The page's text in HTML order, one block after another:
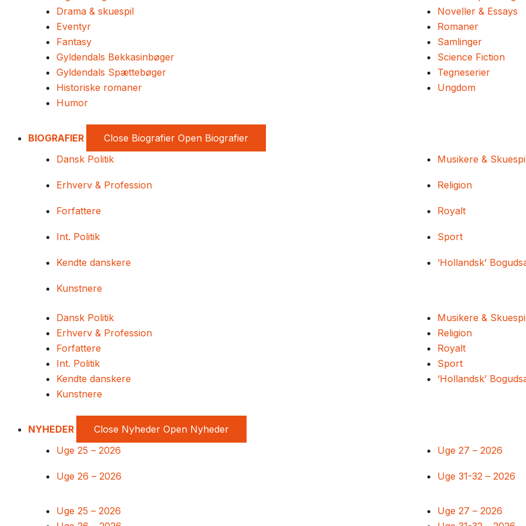
Drama & skuespil
Eventyr
Fantasy
Gyldendals Bekkasinbøger
Gyldendals Spættebøger
Historiske romaner
Humor
Noveller & Essays
Romaner
Samlinger
Science Fiction
Tegneserier
Ungdom
BIOGRAFIER Close Biografier Open Biografier
Dansk Politik
Erhverv & Profession
Forfattere
Int. Politik
Kendte danskere
Kunstnere
Musikere &
Religion
Royalt
Sport
‘Hollandsk’
Dansk Politik
Erhverv & Profession
Forfattere
Int. Politik
Kendte danskere
Kunstnere
Musikere &
Religion
Royalt
Sport
‘Hollandsk’
NYHEDER Close Nyheder Open Nyheder
Uge 25 – 2026
Uge 26 – 2026
Uge 27 – 2026
Uge 31-32 – 2026
Uge 25 – 2026
Uge 27 – 2026